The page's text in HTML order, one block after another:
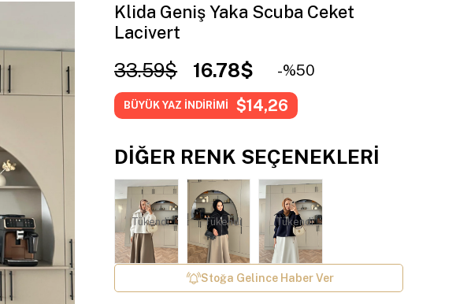
Klida Geniş Yaka Scuba Ceket
Lacivert
33.59$ 16.78$ 50
BÜYÜK YAZ İNDİRİMİ $14,26
DIĞER RENK SEÇENEKLERI
Tükendi Tükendi Tükendi
Stoğa Gelince Haber Ver